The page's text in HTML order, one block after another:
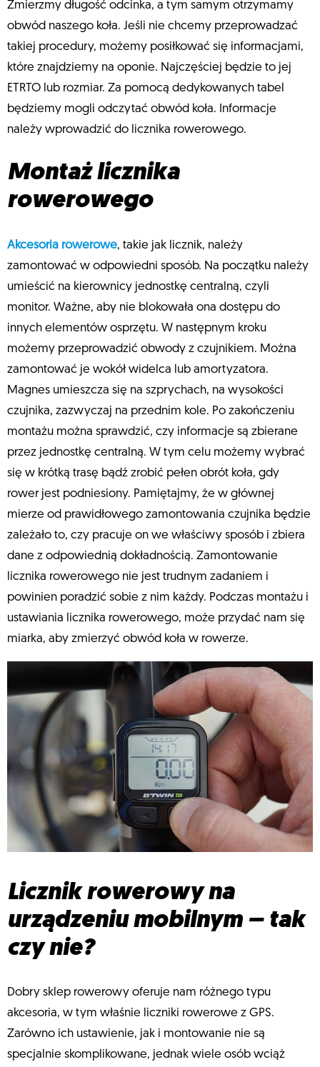
Zmierzmy długość odcinka, a tym samym otrzymamy
obwód naszego koła. Jeśli nie chcemy przeprowadzać
takiej procedury, możemy posiłkować się informacjami,
które znajdziemy na oponie. Najczęściej będzie to jej
ETRTO lub rozmiar. Za pomocą dedykowanych tabel
będziemy mogli odczytać obwód koła. Informacje
należy wprowadzić do licznika rowerowego.
Montaż licznika
rowerowego
Akcesoria rowerowe, takie jak licznik, należy
zamontować w odpowiedni sposób. Na początku należy
umieścić na kierownicy jednostkę centralną, czyli
monitor. Ważne, aby nie blokowała ona dostępu do
innych elementów osprzętu. W następnym kroku
możemy przeprowadzić obwody z czujnikiem. Można
zamontować je wokół widelca lub amortyzatora.
Magnes umieszcza się na szprychach, na wysokości
czujnika, zazwyczaj na przednim kole. Po zakończeniu
montażu można sprawdzić, czy informacje są zbierane
przez jednostkę centralną. W tym celu możemy wybrać
się w krótką trasę bądź zrobić pełen obrót koła, gdy
rower jest podniesiony. Pamiętajmy, że w głównej
mierze od prawidłowego zamontowania czujnika będzie
zależało to, czy pracuje on we właściwy sposób i zbiera
dane z odpowiednią dokładnością. Zamontowanie
licznika rowerowego nie jest trudnym zadaniem i
powinien poradzić sobie z nim każdy. Podczas montażu i
ustawiania licznika rowerowego, może przydać nam się
miarka, aby zmierzyć obwód koła w rowerze.
Licznik rowerowy na
urządzeniu mobilnym – tak
czy nie?
Dobry sklep rowerowy oferuje nam różnego typu
akcesoria, w tym właśnie liczniki rowerowe z GPS.
Zarówno ich ustawienie, jak i montowanie nie są
specjalnie skomplikowane, jednak wiele osób wciąż